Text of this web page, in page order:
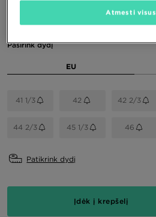
Pasirink dydį
EU
41 1/3 42 42 2/3
44 2/3 45 1/3 46
Patikrink dydį
Įdėk į krepšelį
Atmesti visus